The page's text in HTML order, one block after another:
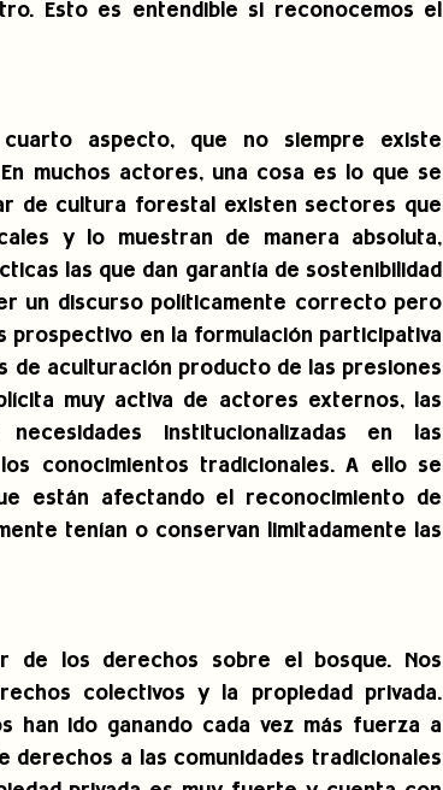
Esto es entendible si reconocemos el
aspecto, que no siempre existe
muchos actores, una cosa es lo que se
de cultura forestal existen sectores que
y lo muestran de manera absoluta,
las que dan garantía de sostenibilidad
un discurso políticamente correcto pero
prospectivo en la formulación participativa
de aculturación producto de las presiones
muy activa de actores externos, las
institucionalizadas en las
conocimientos tradicionales. A ello se
están afectando el reconocimiento de
tenían o conservan limitadamente las
de los derechos sobre el bosque. Nos
colectivos y la propiedad privada.
han ido ganando cada vez más fuerza a
a las comunidades tradicionales